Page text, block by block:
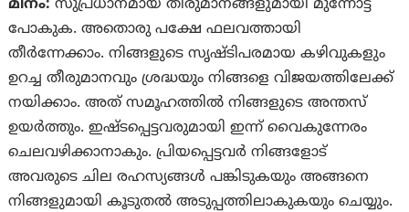
മീനം: സുപ്രധാനമായ തീരുമാനങ്ങളുമായി മുന്നോട്ട്
പോകുക. അതൊരു പക്ഷേ ഫലവത്തായി
തീര്‍ന്നേക്കാം. നിങ്ങളുടെ സൃഷ്‌ടിപരമായ കഴിവുകളും
ഉറച്ച തീരുമാനവും ശ്രദ്ധയും നിങ്ങളെ വിജയത്തിലേക്ക്
നയിക്കാം. അത് സമൂഹത്തില്‍ നിങ്ങളുടെ അന്തസ്‌
ഉയര്‍ത്തും. ഇഷ്‌ടപ്പെട്ടവരുമായി ഇന്ന് വൈകുന്നേരം
ചെലവഴിക്കാനാകും. പ്രിയപ്പെട്ടവര്‍ നിങ്ങളോട്
അവരുടെ ചില രഹസ്യങ്ങള്‍ പങ്കിടുകയും അങ്ങനെ
നിങ്ങളുമായി കൂടുതല്‍ അടുപ്പത്തിലാകുകയും ചെയ്യും.